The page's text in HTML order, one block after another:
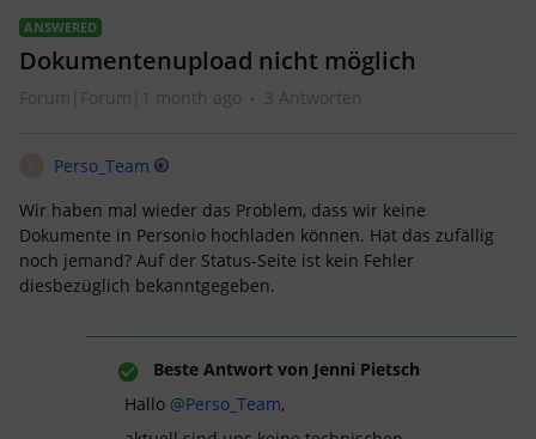
ANSWERED
Dokumentenupload nicht möglich
Forum|Forum|1 month ago 3 Antworten
Perso_Team
Wir haben mal wieder das Problem, dass wir keine
Dokumente in Personio hochladen können. Hat das zufällig
noch jemand? Auf der Status-Seite ist kein Fehler
diesbezüglich bekanntgegeben.
Beste Antwort von Jenni Pietsch
Hallo ​ @Perso_Team,